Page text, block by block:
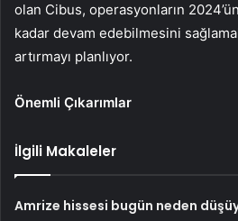
olan Cibus, operasyonların
kadar devam edebilmesini
artırmayı planlıyor.
Önemli Çıkarımlar
İlgili Makaleler
Amrize hissesi bugün neden